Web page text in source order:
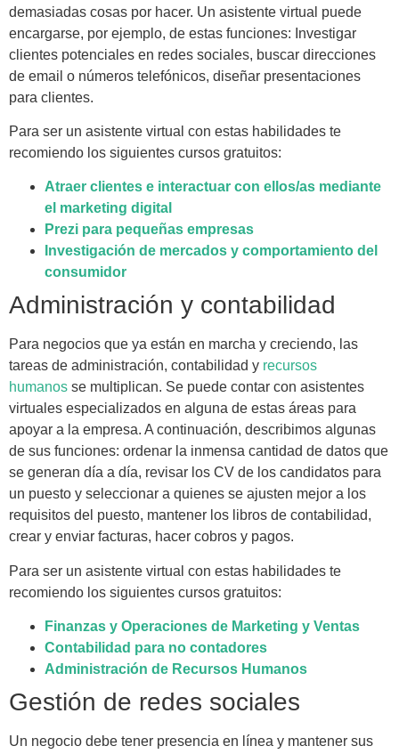
demasiadas cosas por hacer. Un asistente virtual puede
encargarse, por ejemplo, de estas funciones: Investigar
clientes potenciales en redes sociales, buscar direcciones
de email o números telefónicos, diseñar presentaciones
para clientes.
Para ser un asistente virtual con estas habilidades te
recomiendo los siguientes cursos gratuitos:
Atraer clientes e interactuar con ellos/as mediante
el marketing digital
Prezi para pequeñas empresas
Investigación de mercados y comportamiento del
consumidor
Administración y contabilidad
Para negocios que ya están en marcha y creciendo, las
tareas de administración, contabilidad y recursos
humanos se multiplican. Se puede contar con asistentes
virtuales especializados en alguna de estas áreas para
apoyar a la empresa. A continuación, describimos algunas
de sus funciones: ordenar la inmensa cantidad de datos que
se generan día a día, revisar los CV de los candidatos para
un puesto y seleccionar a quienes se ajusten mejor a los
requisitos del puesto, mantener los libros de contabilidad,
crear y enviar facturas, hacer cobros y pagos.
Para ser un asistente virtual con estas habilidades te
recomiendo los siguientes cursos gratuitos:
Finanzas y Operaciones de Marketing y Ventas
Contabilidad para no contadores
Administración de Recursos Humanos
Gestión de redes sociales
Un negocio debe tener presencia en línea y mantener sus